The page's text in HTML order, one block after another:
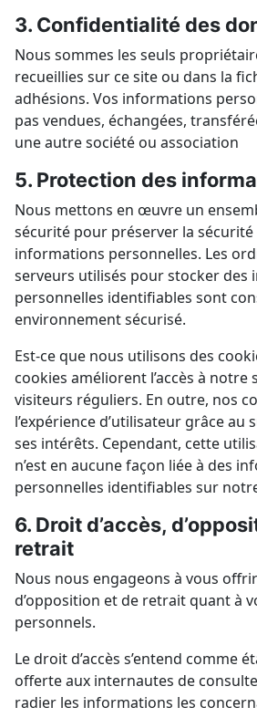
3. Confidentialité des
Nous sommes les seuls
recueillies sur ce site ou dans la
adhésions. Vos informations
pas vendues, échangées,
une autre société ou association
5. Protection des
Nous mettons en œuvre un
sécurité pour préserver la sécurité
informations personnelles. Les
serveurs utilisés pour stocker des
personnelles identifiables sont
environnement sécurisé.
Est-ce que nous utilisons des
cookies améliorent l’accès à
visiteurs réguliers. En outre, nos
l’expérience d’utilisateur grâce au
ses intérêts. Cependant, cette
n’est en aucune façon liée à des
personnelles identifiables sur
6. Droit d’accès,
retrait
Nous nous engageons à vous
d’opposition et de retrait quant à
personnels.
Le droit d’accès s’entend comme
offerte aux internautes de
radier les informations les